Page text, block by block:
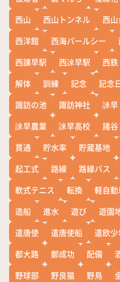
西山
西山トンネル 西
西洋館
西海パールシー
西諌早駅
西諫早駅 西鉄
解体
訓練 記念 記念
諏訪の池
諏訪神社 諫早
諫早農業
諫早高校 諸谷
貫通
貯水率 貯蔵基地
起工式
路線 路線バス
軟式テニス
転換 軽自
造船
進水 遊び 遊園
遣唐使
遣唐使船 遣欧
都大路
鄭成功 配備
野球部
野良猫 野鳥